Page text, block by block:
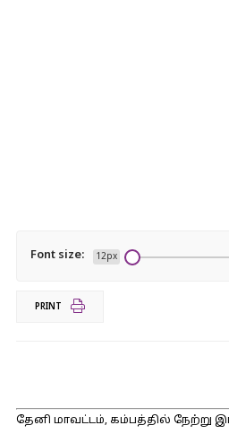
Font size: 12px
PRINT
தேனி மாவட்டம், கம்பத்தில் நேற்று